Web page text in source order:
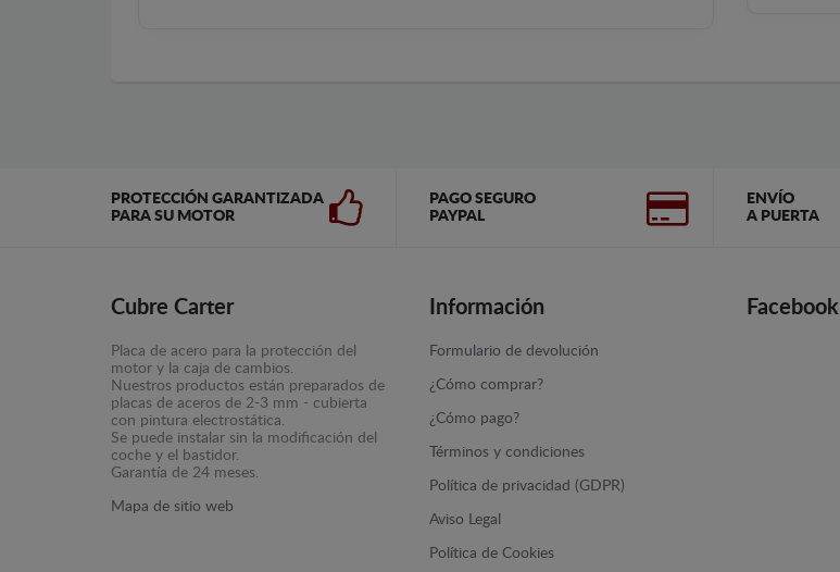
PROTECCIÓN GARANTIZADA
PARA SU MOTOR
PAGO SEGURO
PAYPAL
ENVÍO
A PUERTA
Cubre Carter
Placa de acero para la protección del
motor y la caja de cambios.
Nuestros productos están preparados de
placas de aceros de 2-3 mm - cubierta
con pintura electrostática.
Se puede instalar sin la modificación del
coche y el bastidor.
Garantía de 24 meses.
Mapa de sitio web
Información
Formulario de devolución
¿Cómo comprar?
¿Cómo pago?
Términos y condiciones
Política de privacidad (GDPR)
Aviso Legal
Política de Cookies
Facebook